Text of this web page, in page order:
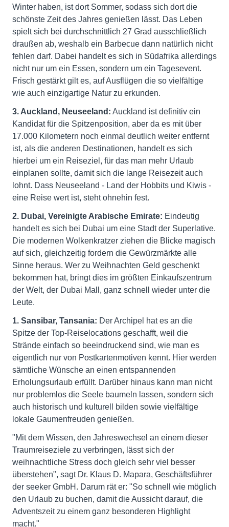
Winter haben, ist dort Sommer, sodass sich dort die
schönste Zeit des Jahres genießen lässt. Das Leben
spielt sich bei durchschnittlich 27 Grad ausschließlich
draußen ab, weshalb ein Barbecue dann natürlich nicht
fehlen darf. Dabei handelt es sich in Südafrika allerdings
nicht nur um ein Essen, sondern um ein Tagesevent.
Frisch gestärkt gilt es, auf Ausflügen die so vielfältige
wie auch einzigartige Natur zu erkunden.
3. Auckland, Neuseeland: Auckland ist definitiv ein
Kandidat für die Spitzenposition, aber da es mit über
17.000 Kilometern noch einmal deutlich weiter entfernt
ist, als die anderen Destinationen, handelt es sich
hierbei um ein Reiseziel, für das man mehr Urlaub
einplanen sollte, damit sich die lange Reisezeit auch
lohnt. Dass Neuseeland - Land der Hobbits und Kiwis -
eine Reise wert ist, steht ohnehin fest.
2. Dubai, Vereinigte Arabische Emirate: Eindeutig
handelt es sich bei Dubai um eine Stadt der Superlative.
Die modernen Wolkenkratzer ziehen die Blicke magisch
auf sich, gleichzeitig fordern die Gewürzmärkte alle
Sinne heraus. Wer zu Weihnachten Geld geschenkt
bekommen hat, bringt dies im größten Einkaufszentrum
der Welt, der Dubai Mall, ganz schnell wieder unter die
Leute.
1. Sansibar, Tansania: Der Archipel hat es an die
Spitze der Top-Reiselocations geschafft, weil die
Strände einfach so beeindruckend sind, wie man es
eigentlich nur von Postkartenmotiven kennt. Hier werden
sämtliche Wünsche an einen entspannenden
Erholungsurlaub erfüllt. Darüber hinaus kann man nicht
nur problemlos die Seele baumeln lassen, sondern sich
auch historisch und kulturell bilden sowie vielfältige
lokale Gaumenfreuden genießen.
"Mit dem Wissen, den Jahreswechsel an einem dieser
Traumreiseziele zu verbringen, lässt sich der
weihnachtliche Stress doch gleich sehr viel besser
überstehen", sagt Dr. Klaus D. Mapara, Geschäftsführer
der seeker GmbH. Darum rät er: "So schnell wie möglich
den Urlaub zu buchen, damit die Aussicht darauf, die
Adventszeit zu einem ganz besonderen Highlight
macht."